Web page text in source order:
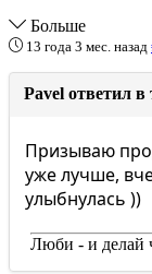
Больше
13 года 3 мес. назад
Pavel ответил
Призываю
уже лучше,
улыбнулась ))
Люби - и делай